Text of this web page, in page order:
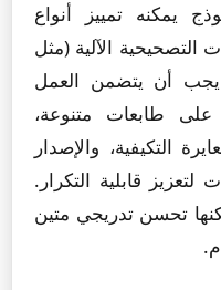
النموذج يمكنه تمييز أنواع
التصحيحية الآلية (مثل
يجب أن يتضمن العمل
على طابعات متنوعة،
التكيفية، والإصدار
قابلية التكرار.
تحسن تدريجي متين